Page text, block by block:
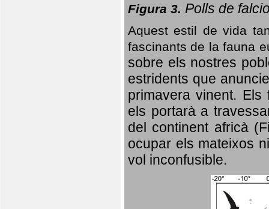
Figura 3. Polls de
Aquest estil de vida
fascinants de la fauna
sobre els nostres
estridents que
primavera vinent. Els
els portarà a
del continent africà
ocupar els mateixos
vol inconfusible.